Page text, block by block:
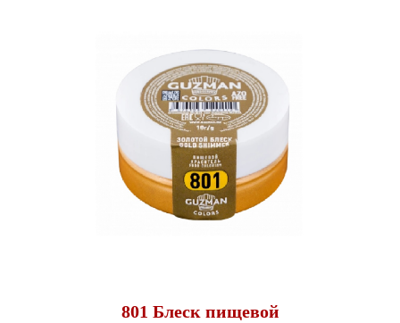
801 Блеск пищевой